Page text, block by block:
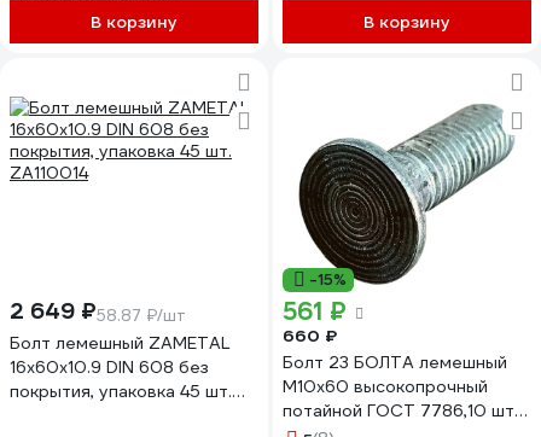
В корзину
В корзину
2 649 ₽58.87 ₽/шт
Болт лемешный ZAMETAL
16x60x10.9 DIN 608 без
покрытия, упаковка 45 шт.
-15%
561 ₽
660 ₽
Болт 23 БОЛТА лемешный
М10x60 высокопрочный
потайной ГОСТ 7786,10 шт